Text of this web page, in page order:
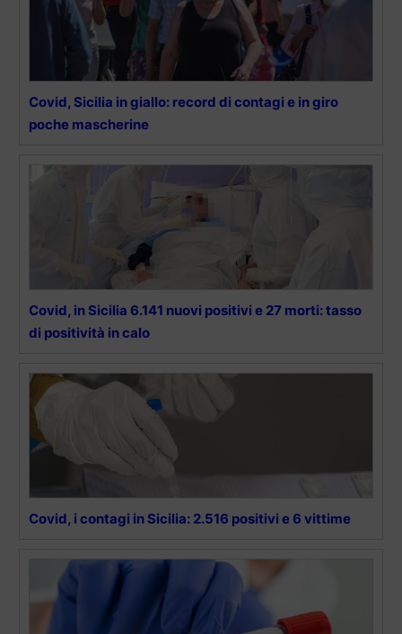
Covid, Sicilia in giallo: record di contagi e in giro
poche mascherine
Covid, in Sicilia 6.141 nuovi positivi e 27 morti: tasso
di positività in calo
Covid, i contagi in Sicilia: 2.516 positivi e 6 vittime